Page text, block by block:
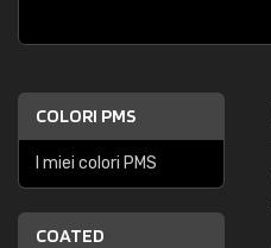
COLORI PMS
I miei colori PMS
COATED